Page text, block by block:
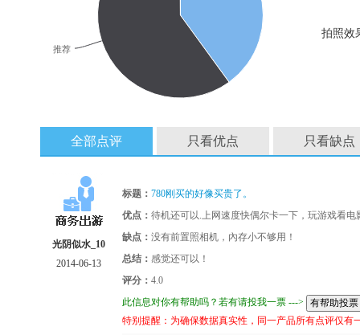
推荐
拍照效
全部点评 只看优点 只看缺点
光阴似水_10
2014-06-13
标题： 780刚买的好像买贵了。
优点： 待机还可以.上网速度快偶尔卡一下，玩游戏看电
缺点： 没有前置照相机，內存小不够用！
总结： 感觉还可以！
评分： 4.0
此信息对你有帮助吗？若有请投我一票 --->
特别提醒：为确保数据真实性，同一产品所有点评仅有